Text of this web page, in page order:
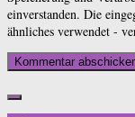
einverstanden. Die
ähnliches verwendet -